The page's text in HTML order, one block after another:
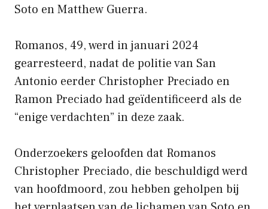
Soto en Matthew Guerra.
Romanos, 49, werd in januari 2024
gearresteerd, nadat de politie van San
Antonio eerder Christopher Preciado en
Ramon Preciado had geïdentificeerd als de
“enige verdachten” in deze zaak.
Onderzoekers geloofden dat Romanos
Christopher Preciado, die beschuldigd werd
van hoofdmoord, zou hebben geholpen bij